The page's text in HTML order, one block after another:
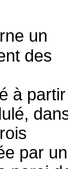
un
des
à partir
par un